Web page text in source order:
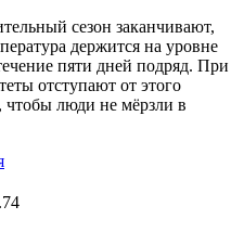
сезон заканчивают,
держится на уровне
пяти дней подряд. При
отступают от этого
чтобы люди не мёрзли в